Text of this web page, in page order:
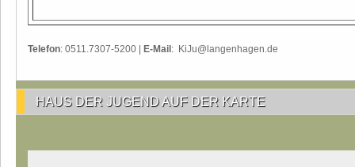
Telefon: 0511.7307-5200 | E-Mail: KiJu@langenhagen.de
HAUS DER JUGEND AUF DER KARTE